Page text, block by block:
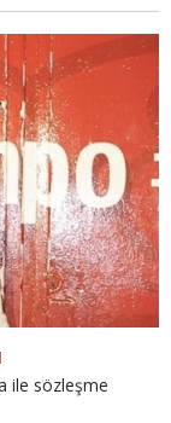
ile sözleşme